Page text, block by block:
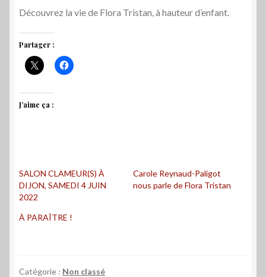
Découvrez la vie de Flora Tristan, à hauteur d’enfant.
Partager :
J’aime ça :
SALON CLAMEUR(S) À
DIJON, SAMEDI 4 JUIN
2022
Carole Reynaud-Paligot
nous parle de Flora Tristan
À PARAÎTRE !
Catégorie : Non classé